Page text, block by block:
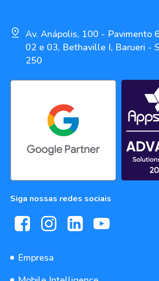
Av. Anápolis, 100 - Pavimento
02 e 03, Bethaville I, Barueri -
250
Siga nossas redes sociais
Empresa